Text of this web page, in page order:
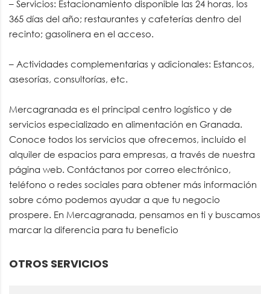
– Servicios: Estacionamiento disponible las 24 horas, los
365 días del año; restaurantes y cafeterías dentro del
recinto; gasolinera en el acceso.
– Actividades complementarias y adicionales: Estancos,
asesorías, consultorías, etc.
Mercagranada es el principal centro logístico y de
servicios especializado en alimentación en Granada.
Conoce todos los servicios que ofrecemos, incluido el
alquiler de espacios para empresas, a través de nuestra
página web. Contáctanos por correo electrónico,
teléfono o redes sociales para obtener más información
sobre cómo podemos ayudar a que tu negocio
prospere. En Mercagranada, pensamos en ti y buscamos
marcar la diferencia para tu beneficio
OTROS SERVICIOS